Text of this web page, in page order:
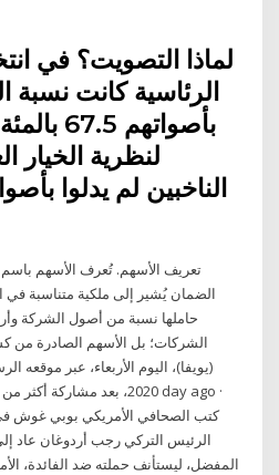
الرئاسية كانت نسبة
لنظرية الخيار
الناخبين لم يدلوا
تعريف الأسهم. تُعرف الأسهم
الضمان يُشير إلى ملكية متناسبة
حاملها نسبة من أصول الشركة
الشركات؛ بل الأسهم الصادرة من
(يويفا)، اليوم الأربعاء، عبر موقعه
كتب الصحافي الأمريكي بوبي غوش
الرئيس التركي رجب أردوغان عاد
المفضل، ليستأنف حملته ضد الفائدة،